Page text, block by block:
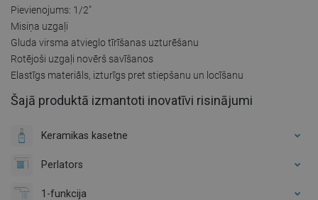
Pievienojums: 1/2"
Misiņa uzgaļi
Gluda virsma atvieglo tīrīšanas uzturēšanu
Rotējoši uzgaļi novērš savīšanos
Elastīgs materiāls, izturīgs pret stiepšanu un locīšanu
Šajā produktā izmantoti inovatīvi risinājumi
Keramikas kasetne
Perlators
1-funkcija